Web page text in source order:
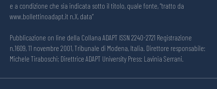
e a condizione che sia indicata sotto il titolo, quale fonte, “tratto da
www.bollettinoadapt.it n.X, data“
Pubblicazione on line della Collana ADAPT ISSN 2240-2721 Registrazione
n.1609, 11 novembre 2001, Tribunale di Modena, Italia. Direttore responsabile:
Michele Tiraboschi; Direttrice ADAPT University Press: Lavinia Serrani.